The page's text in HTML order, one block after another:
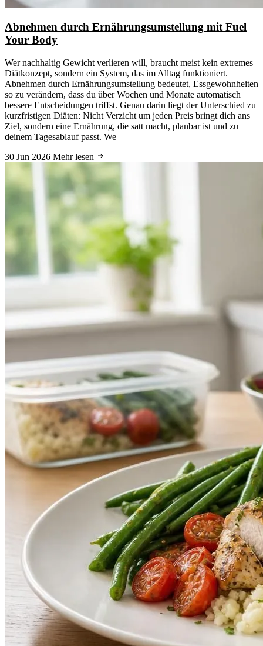
Abnehmen durch Ernährungsumstellung mit Fuel
Your Body
Wer nachhaltig Gewicht verlieren will, braucht meist kein extremes
Diätkonzept, sondern ein System, das im Alltag funktioniert.
Abnehmen durch Ernährungsumstellung bedeutet, Essgewohnheiten
so zu verändern, dass du über Wochen und Monate automatisch
bessere Entscheidungen triffst. Genau darin liegt der Unterschied zu
kurzfristigen Diäten: Nicht Verzicht um jeden Preis bringt dich ans
Ziel, sondern eine Ernährung, die satt macht, planbar ist und zu
deinem Tagesablauf passt. We
30 Jun 2026 Mehr lesen